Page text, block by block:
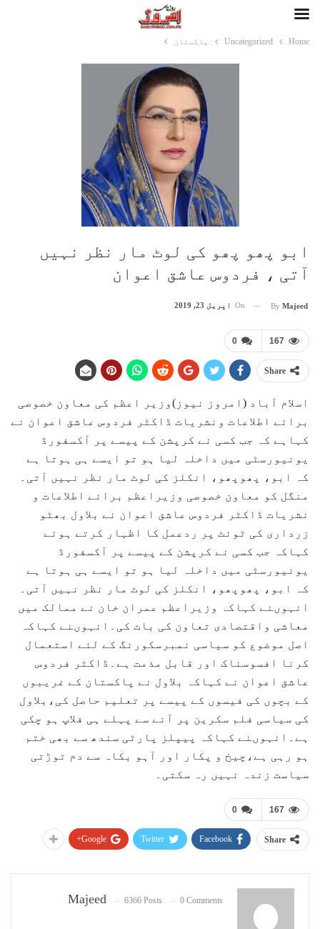
Home
Uncategorized پاکستان
ابو پھو پھو کی لوٹ مار نظر نہیں
آتی ، فردوس عاشق اعوان
By Majeed
On اپریل 23, 2019
0 167
Share
اسلام آباد (امروز نیوز)وزیر اعظم کی معاون خصوصی
برائے اطلاعات ونشریات ڈاکٹر فردوس عاشق اعوان نے
کہاہے کہ جب کسی نے کرپشن کے پیسے پر آکسفورڈ
یونیورسٹی میں داخلہ لیا ہو تو ایسے ہی ہوتا ہے
کہ ابو، پھوپھو، انکلز کی لوٹ مار نظر نہیں آتی۔
منگل کو معاون خصوصی وزیراعظم برائے اطلاعات و
نشریات ڈاکٹر فردوس عاشق اعوان نے بلاول بھٹو
زرداری کی ٹوئٹ پر ردعمل کا اظہار کرتے ہوئے
کہاکہ جب کسی نے کرپشن کے پیسے پر آکسفورڈ
یونیورسٹی میں داخلہ لیا ہو تو ایسے ہی ہوتا ہے
کہ ابو، پھوپھو، انکلز کی لوٹ مار نظر نہیں آتی۔
انہوںنے کہاکہ وزیراعظم عمران خان نے ممالک میں
معاشی واقتصادی تعاون کی بات کی۔انہوںنے کہاکہ
اصل موضوع کو سیاسی نمبرسکورنگ کے لئے استعمال
کرنا افسوسناک اور قابل مذمت ہے۔ڈاکٹر فردوس
عاشق اعوان نے کہاکہ بلاول نے پاکستان کے غریبوں
کے بچوں کی فیسوں کے پیسے پر تعلیم حاصل کی،بلاول
کی سیاسی فلم سکرین پر آنے سے پہلے ہی فلاپ ہو چکی
ہے۔انہوںنے کہاکہ پیپلز پارٹی سندھ سے بھی ختم
ہو رہی ہے،چیخ و پکار اور آہو بکاہ سے دم توڑتی
سیاست زندہ نہیں رہ سکتی۔
0 167
Share
Facebook
Twitter
Google+
Majeed 6366 Posts 0 Comments